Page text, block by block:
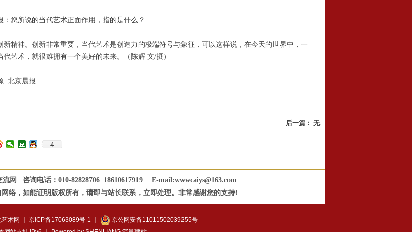
您所说的当代艺术正面作用，指的是什么？
神。创新非常重要，当代艺术是创造力的极端符号与象征，可以这样说，在今天的世界中，一
代艺术，就很难拥有一个美好的未来。（陈辉 文/摄）
北京晨报
后一篇： 无
4
网 咨询电话：010-82828706 18610617919 E-mail:wwwcaiys@163.com
络，如能证明版权所有，请即与站长联系，立即处理。非常感谢您的支持!
术网 ｜ 京ICP备17063089号-1
京公网安备11011502039255号